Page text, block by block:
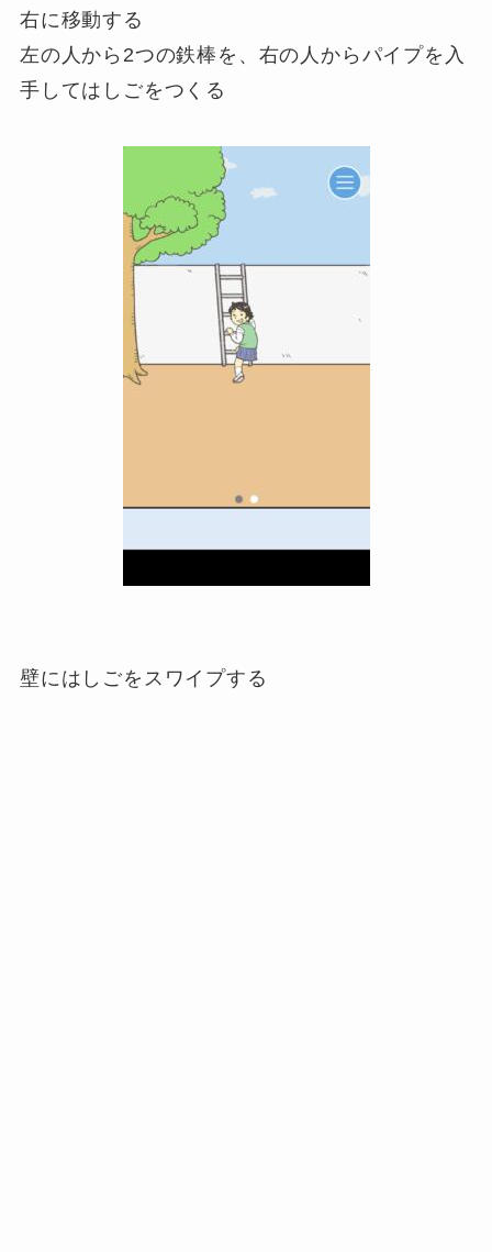
右に移動する
左の人から2つの鉄棒を、右の人からパイプを入
手してはしごをつくる
壁にはしごをスワイプする